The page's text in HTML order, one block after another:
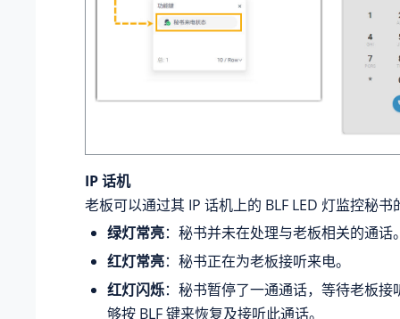
IP 话机
老板可以通过其 IP 话机上的 BLF LED 灯监控秘书
绿灯常亮：秘书并未在处理与老板相关的通话
红灯常亮：秘书正在为老板接听来电。
红灯闪烁：秘书暂停了一通通话，等待老板接
够按 BLF 键来恢复及接听此通话。